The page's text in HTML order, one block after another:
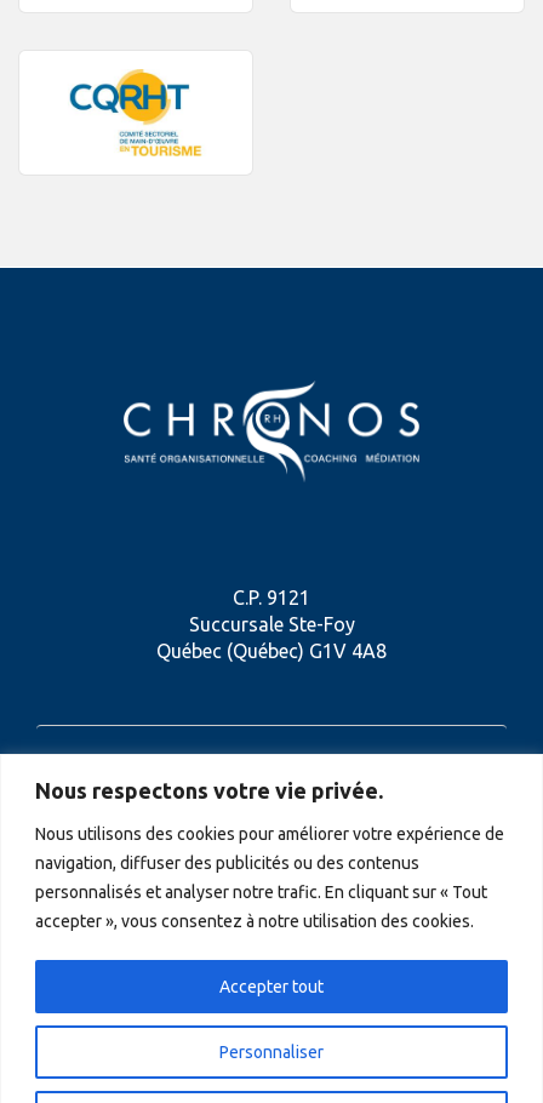
Ce site utilise des cookies pour vous assurer
la meilleure expérience sur notre site.
En apprendre plus
Compris!
Nous respectons votre vie privée.
Nous utilisons des cookies pour améliorer votre expérience de
navigation, diffuser des publicités ou des contenus
personnalisés et analyser notre trafic. En cliquant sur « Tout
accepter », vous consentez à notre utilisation des cookies.
Personnaliser
Accepter tout
C.P. 9121
Succursale Ste-Foy
Québec (Québec) G1V 4A8
418 956-1026
CONTACTEZ-NOUS
Tous droits réservés - © 2026 Chronos RH -Politique de